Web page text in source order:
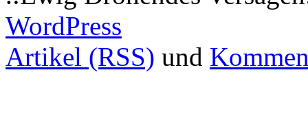
WordPress
Artikel (RSS) und